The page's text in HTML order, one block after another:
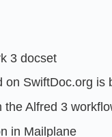
3 docset
on SwiftDoc.org is
the Alfred 3
in Mailplane